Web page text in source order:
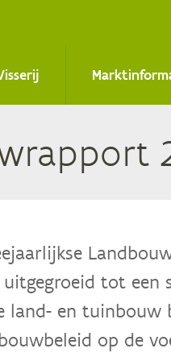
uitgegroeid tot
land- en
op de